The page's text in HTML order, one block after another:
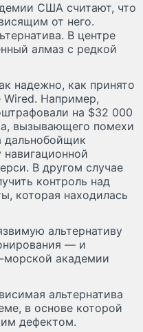
США считают, что
от него.
В центре
алмаз с редкой
надежно, как принято
Wired. Например,
на $32 000
вызывающего помехи
дальнобойщик
В другом случае
контроль над
которая находилась
альтернативу
— и
академии
альтернатива
в основе которой
дефектом.